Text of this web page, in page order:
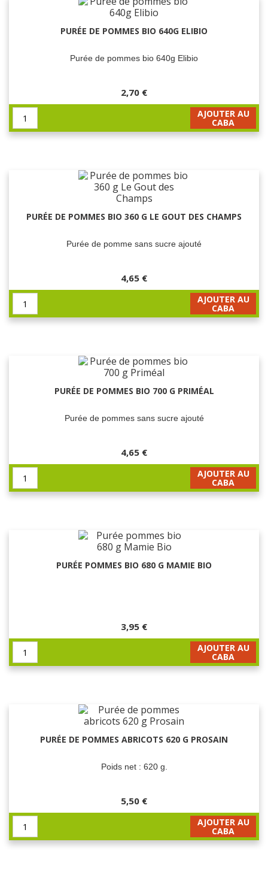
PURÉE DE POMMES BIO 640G ELIBIO
Purée de pommes bio 640g Elibio
2,70 €
AJOUTER AU
CABA
PURÉE DE POMMES BIO 360 G LE GOUT DES CHAMPS
Purée de pomme sans sucre ajouté
4,65 €
AJOUTER AU
CABA
PURÉE DE POMMES BIO 700 G PRIMÉAL
Purée de pommes sans sucre ajouté
4,65 €
AJOUTER AU
CABA
PURÉE POMMES BIO 680 G MAMIE BIO
3,95 €
AJOUTER AU
CABA
PURÉE DE POMMES ABRICOTS 620 G PROSAIN
Poids net : 620 g.
5,50 €
AJOUTER AU
CABA